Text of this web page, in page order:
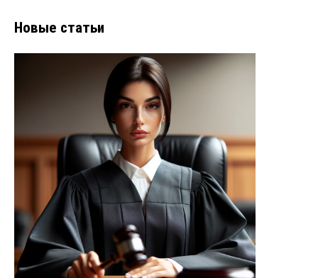
Новые статьи